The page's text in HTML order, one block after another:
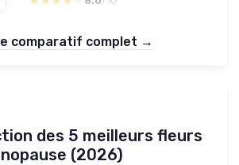
comparatif complet →
des 5 meilleurs fleurs
(2026)